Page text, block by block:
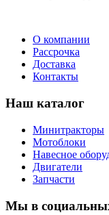
О компании
Рассрочка
Доставка
Контакты
Наш каталог
Минитракторы
Мотоблоки
Навесное
Двигатели
Запчасти
Мы в